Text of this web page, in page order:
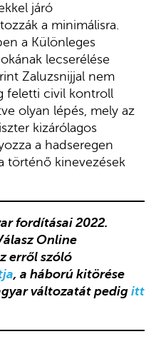
járó
a minimálisra.
a Különleges
lecserélése
Zaluzsnijjal nem
feletti civil kontroll
olyan lépés, mely az
kizárólagos
a hadseregen
történő kinevezések
fordításai 2022.
Online
erről szóló
, a háború kitörése
változatát pedig itt